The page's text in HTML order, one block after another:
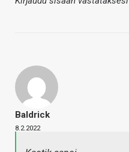
Baldrick
8.2.2022